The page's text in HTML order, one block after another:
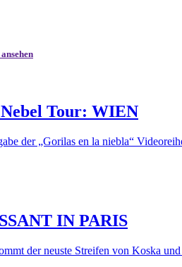
Tour: WIEN
der „Gorilas en la niebla“
IN PARIS
der neuste Streifen von Koska und